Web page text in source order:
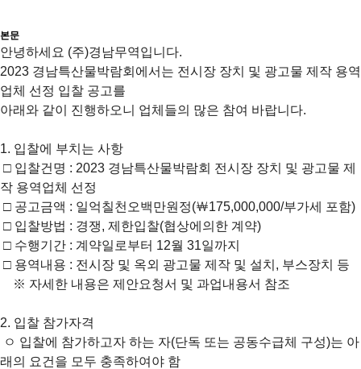
본문
안녕하세요 (주)경남무역입니다.
2023 경남특산물박람회에서는 전시장 장치 및 광고물 제작 용역
업체 선정 입찰 공고를
아래와 같이 진행하오니 업체들의 많은 참여 바랍니다.
1. 입찰에 부치는 사항
□ 입찰건명 : 2023 경남특산물박람회 전시장 장치 및 광고물 제
작 용역업체 선정
□ 공고금액 : 일억칠천오백만원정(￦175,000,000/부가세 포함)
□ 입찰방법 : 경쟁, 제한입찰(협상에의한 계약)
□ 수행기간 : 계약일로부터 12월 31일까지
□ 용역내용 : 전시장 및 옥외 광고물 제작 및 설치, 부스장치 등
※ 자세한 내용은 제안요청서 및 과업내용서 참조
2. 입찰 참가자격
ㅇ 입찰에 참가하고자 하는 자(단독 또는 공동수급체 구성)는 아
래의 요건을 모두 충족하여야 함